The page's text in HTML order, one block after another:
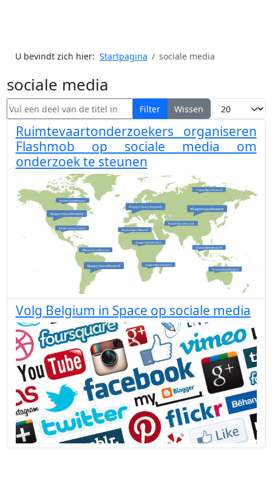
U bevindt zich hier: Startpagina sociale media
sociale media
Vul een deel van de titel in Filter Wissen Toon #
Ruimtevaartonderzoekers organiseren
Flashmob op sociale media om
onderzoek te steunen
Volg Belgium in Space op sociale media